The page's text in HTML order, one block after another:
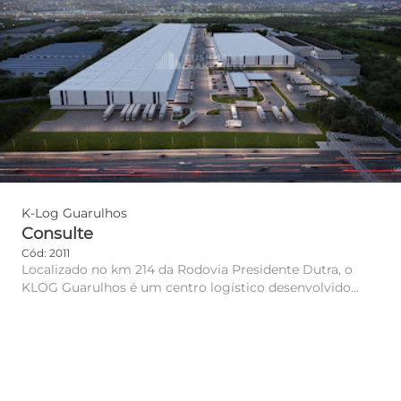
K-Log Guarulhos
Consulte
Cód: 2011
Localizado no km 214 da Rodovia Presidente Dutra, o
KLOG Guarulhos é um centro logístico desenvolvido